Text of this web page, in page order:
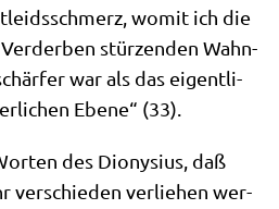
womit ich die
stür­zen­den Wahn­
war als das eigent­li­
Ebe­ne“ (33).
des Dio­ny­si­us, daß
ver­schie­den ver­lie­hen wer­